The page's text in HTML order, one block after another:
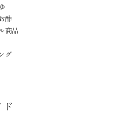
酢
商品
グ
ド